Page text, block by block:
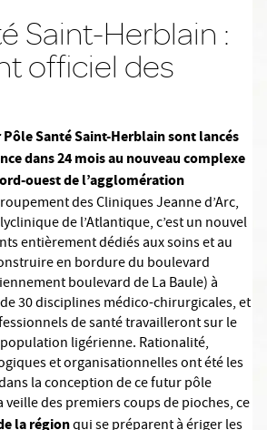
Saint-Herblain :
officiel des
Santé Saint-Herblain sont lancés
dans 24 mois au nouveau complexe
ouest de l’agglomération
des Cliniques Jeanne d’Arc,
de l’Atlantique, c’est un nouvel
entièrement dédiés aux soins et au
en bordure du boulevard
boulevard de La Baule) à
30 disciplines médico-chirurgicales, et
de santé travailleront sur le
ligérienne. Rationalité,
et organisationnelles ont été les
la conception de ce futur pôle
des premiers coups de pioches, ce
la région